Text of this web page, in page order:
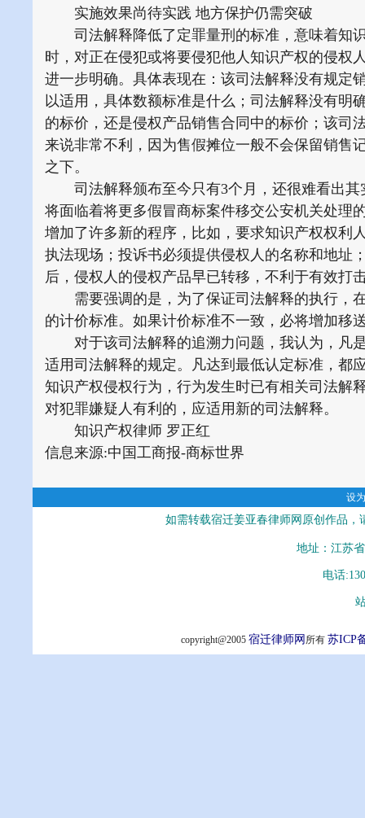
实施效果尚待实践 地方保护仍需突破
司法解释降低了定罪量刑的标准，意味着知
时，对正在侵犯或将要侵犯他人知识产权的侵权
进一步明确。具体表现在：该司法解释没有规定
以适用，具体数额标准是什么；司法解释没有明
的标价，还是侵权产品销售合同中的标价；该司
来说非常不利，因为售假摊位一般不会保留销售
之下。
司法解释颁布至今只有3个月，还很难看出其
将面临着将更多假冒商标案件移交公安机关处理
增加了许多新的程序，比如，要求知识产权权利
执法现场；投诉书必须提供侵权人的名称和地址
后，侵权人的侵权产品早已转移，不利于有效打
需要强调的是，为了保证司法解释的执行，
的计价标准。如果计价标准不一致，必将增加移
对于该司法解释的追溯力问题，我认为，凡
适用司法解释的规定。凡达到最低认定标准，都
知识产权侵权行为，行为发生时已有相关司法解
对犯罪嫌疑人有利的，应适用新的司法解释。
知识产权律师 罗正红
信息来源:中国工商报-商标世界
设
如需转载宿迁姜亚春律师网原创作品
地址：江苏
电话
copyright@2005 宿迁律师网 所有 苏ICP